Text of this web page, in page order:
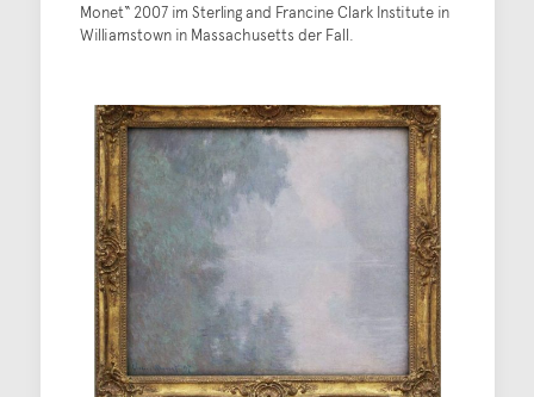
Monet“ 2007 im Sterling and Francine Clark Institute in
Williamstown in Massachusetts der Fall.